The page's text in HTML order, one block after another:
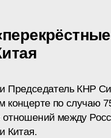
Председатель КНР
концерте по случаю
отношений между
Китая.